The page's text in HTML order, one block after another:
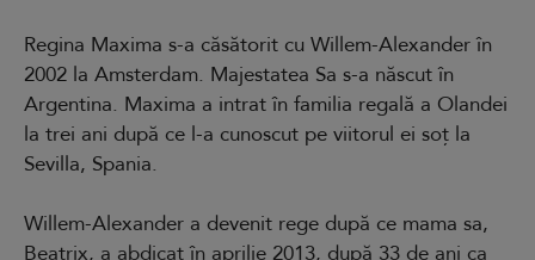
Regina Maxima s-a căsătorit cu Willem-Alexander în
2002 la Amsterdam. Majestatea Sa s-a născut în
Argentina. Maxima a intrat în familia regală a Olandei
la trei ani după ce l-a cunoscut pe viitorul ei soț la
Sevilla, Spania.
Willem-Alexander a devenit rege după ce mama sa,
Beatrix, a abdicat în aprilie 2013, după 33 de ani ca